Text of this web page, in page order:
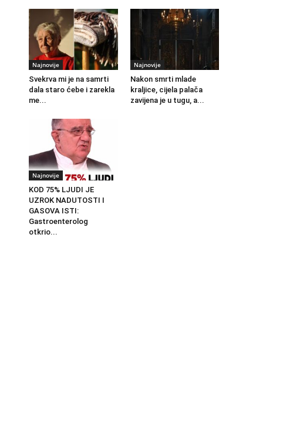
Najnovije
Svekrva mi je na samrti
dala staro ćebe i zarekla
me...
Najnovije
Nakon smrti mlade
kraljice, cijela palača
zavijena je u tugu, a...
Najnovije
KOD 75% LJUDI JE
UZROK NADUTOSTI I
GASOVA ISTI:
Gastroenterolog
otkrio...